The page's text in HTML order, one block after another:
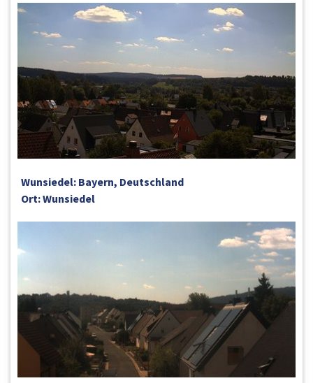
Wunsiedel: Bayern, Deutschland
Ort: Wunsiedel